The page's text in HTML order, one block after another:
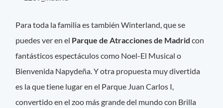
Para toda la familia es también Winterland, que se
puedes ver en el Parque de Atracciones de Madrid con
fantásticos espectáculos como Noel-El Musical o
Bienvenida Napydeña. Y otra propuesta muy divertida
es la que tiene lugar en el Parque Juan Carlos I,
convertido en el zoo más grande del mundo con Brilla